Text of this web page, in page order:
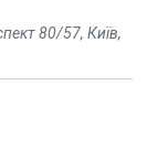
80/57, Київ,